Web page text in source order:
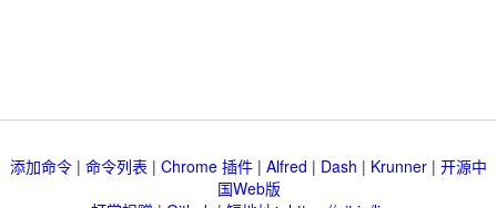
添加命令 | 命令列表 | Chrome 插件 | Alfred | Dash | Krunner | 开源中
国Web版